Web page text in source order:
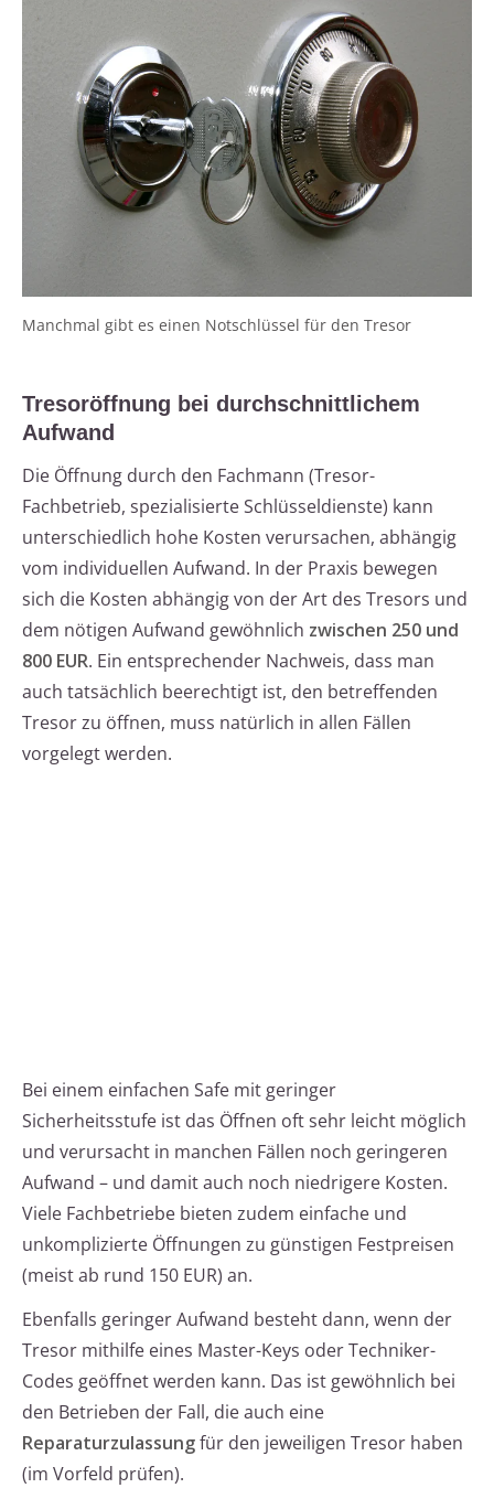
Manchmal gibt es einen Notschlüssel für den Tresor
Tresoröffnung bei durchschnittlichem
Aufwand
Die Öffnung durch den Fachmann (Tresor-
Fachbetrieb, spezialisierte Schlüsseldienste) kann
unterschiedlich hohe Kosten verursachen, abhängig
vom individuellen Aufwand. In der Praxis bewegen
sich die Kosten abhängig von der Art des Tresors und
dem nötigen Aufwand gewöhnlich zwischen 250 und
800 EUR. Ein entsprechender Nachweis, dass man
auch tatsächlich beerechtigt ist, den betreffenden
Tresor zu öffnen, muss natürlich in allen Fällen
vorgelegt werden.
Bei einem einfachen Safe mit geringer
Sicherheitsstufe ist das Öffnen oft sehr leicht möglich
und verursacht in manchen Fällen noch geringeren
Aufwand – und damit auch noch niedrigere Kosten.
Viele Fachbetriebe bieten zudem einfache und
unkomplizierte Öffnungen zu günstigen Festpreisen
(meist ab rund 150 EUR) an.
Ebenfalls geringer Aufwand besteht dann, wenn der
Tresor mithilfe eines Master-Keys oder Techniker-
Codes geöffnet werden kann. Das ist gewöhnlich bei
den Betrieben der Fall, die auch eine
Reparaturzulassungfür den jeweiligen Tresor haben
(im Vorfeld prüfen).